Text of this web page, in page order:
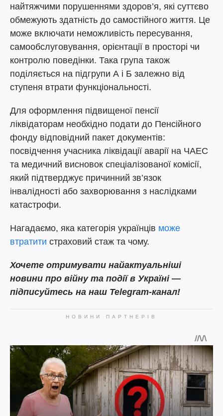
найтяжчими порушеннями здоров’я, які суттєво
обмежують здатність до самостійного життя. Це
може включати неможливість пересування,
самообслуговування, орієнтації в просторі чи
контролю поведінки. Така група також
поділяється на підгрупи А і Б залежно від
ступеня втрати функціональності.
Для оформлення підвищеної пенсії
ліквідаторам необхідно подати до Пенсійного
фонду відповідний пакет документів:
посвідчення учасника ліквідації аварії на ЧАЕС
та медичний висновок спеціалізованої комісії,
який підтверджує причинний зв’язок
інвалідності або захворювання з наслідками
катастрофи.
Нагадаємо, яка категорія українців може
втратити страховий стаж та чому.
Хочете отримувати найактуальніші
новини про війну та події в Україні —
підписуйтесь на наш Telegram-канал!